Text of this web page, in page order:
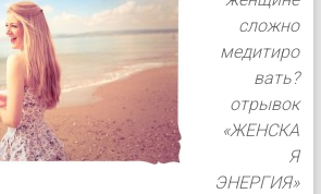
сложно
медитиро
вать?
отрывок
«ЖЕНСКА
Я
ЭНЕРГИЯ»